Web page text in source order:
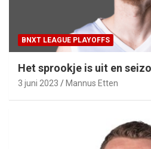
BNXT LEAGUE PLAYOFFS
Het sprookje is uit en
3 juni 2023 Mannus Etten